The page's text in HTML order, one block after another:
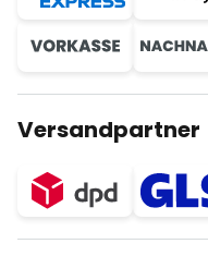
Versandpartner